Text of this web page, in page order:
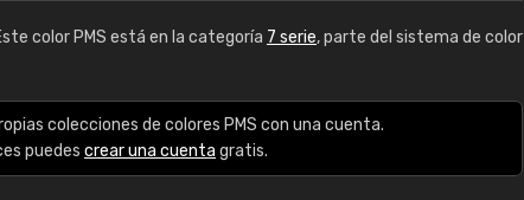
color PMS está en la categoría 7 serie, parte del sistema de color
colecciones de colores PMS con una cuenta.
puedes crear una cuenta gratis.